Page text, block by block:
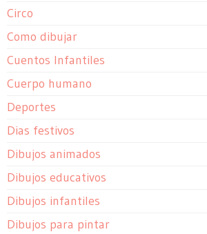
Circo
Como dibujar
Cuentos Infantiles
Cuerpo humano
Deportes
Dias festivos
Dibujos animados
Dibujos educativos
Dibujos infantiles
Dibujos para pintar